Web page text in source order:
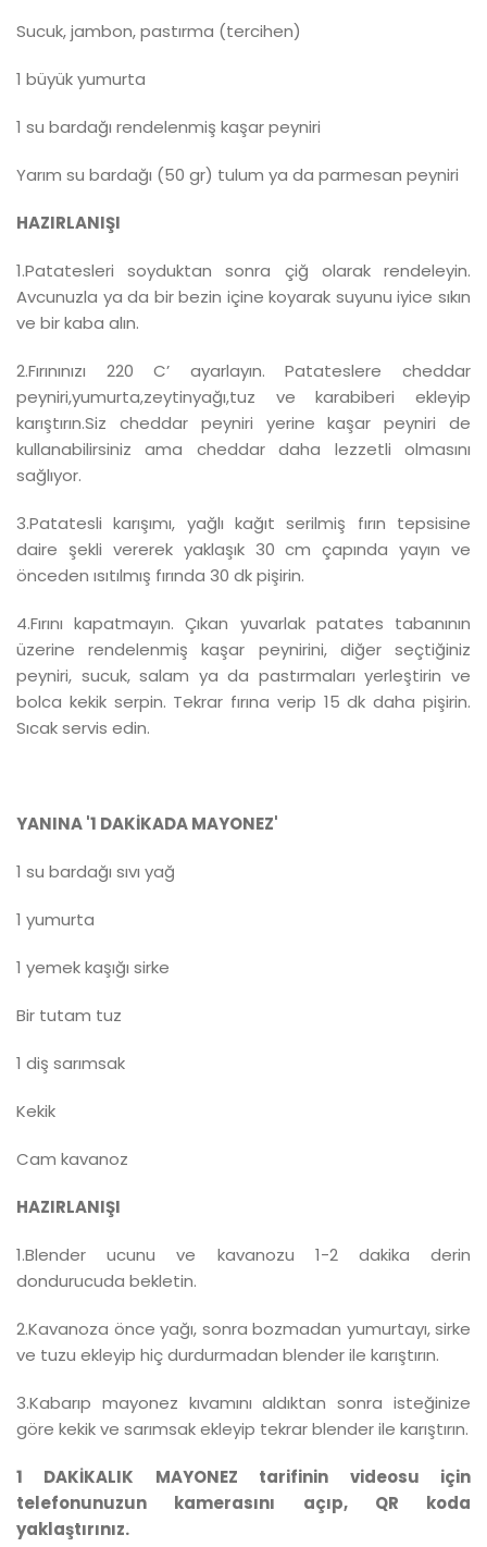
Sucuk, jambon, pastırma (tercihen)
1 büyük yumurta
1 su bardağı rendelenmiş kaşar peyniri
Yarım su bardağı (50 gr) tulum ya da parmesan peyniri
HAZIRLANIŞI
1.Patatesleri soyduktan sonra çiğ olarak rendeleyin.
Avcunuzla ya da bir bezin içine koyarak suyunu iyice sıkın
ve bir kaba alın.
2.Fırınınızı 220 C’ ayarlayın. Patateslere cheddar
peyniri,yumurta,zeytinyağı,tuz ve karabiberi ekleyip
karıştırın.Siz cheddar peyniri yerine kaşar peyniri de
kullanabilirsiniz ama cheddar daha lezzetli olmasını
sağlıyor.
3.Patatesli karışımı, yağlı kağıt serilmiş fırın tepsisine
daire şekli vererek yaklaşık 30 cm çapında yayın ve
önceden ısıtılmış fırında 30 dk pişirin.
4.Fırını kapatmayın. Çıkan yuvarlak patates tabanının
üzerine rendelenmiş kaşar peynirini, diğer seçtiğiniz
peyniri, sucuk, salam ya da pastırmaları yerleştirin ve
bolca kekik serpin. Tekrar fırına verip 15 dk daha pişirin.
Sıcak servis edin.
YANINA '1 DAKİKADA MAYONEZ'
1 su bardağı sıvı yağ
1 yumurta
1 yemek kaşığı sirke
Bir tutam tuz
1 diş sarımsak
Kekik
Cam kavanoz
HAZIRLANIŞI
1.Blender ucunu ve kavanozu 1-2 dakika derin
dondurucuda bekletin.
2.Kavanoza önce yağı, sonra bozmadan yumurtayı, sirke
ve tuzu ekleyip hiç durdurmadan blender ile karıştırın.
3.Kabarıp mayonez kıvamını aldıktan sonra isteğinize
göre kekik ve sarımsak ekleyip tekrar blender ile karıştırın.
1 DAKİKALIK MAYONEZ tarifinin videosu için
telefonunuzun kamerasını açıp, QR koda
yaklaştırınız.